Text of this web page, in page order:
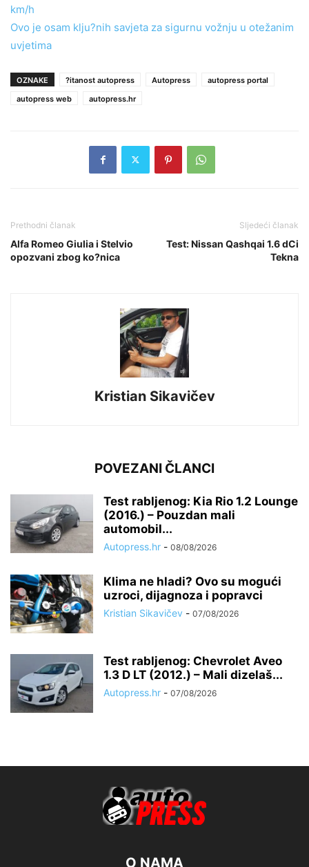
km/h
Ovo je osam klju?nih savjeta za sigurnu vožnju u otežanim
uvjetima
OZNAKE ?itanost autopress Autopress
autopress portal
autopress web
autopress.hr
Prethodni članak
Alfa Romeo Giulia i Stelvio
opozvani zbog ko?nica
Sljedeći članak
Test: Nissan Qashqai 1.6 dCi
Tekna
Kristian Sikavičev
POVEZANI ČLANCI
Test rabljenog: Kia Rio 1.2 Lounge
(2016.) – Pouzdan mali
automobil...
Autopress.hr - 08/08/2026
Klima ne hladi? Ovo su mogući
uzroci, dijagnoza i popravci
Kristian Sikavičev - 07/08/2026
Test rabljenog: Chevrolet Aveo
1.3 D LT (2012.) – Mali dizelaš...
Autopress.hr - 07/08/2026
O NAMA